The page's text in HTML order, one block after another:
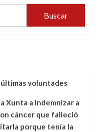
voluntades
Xunta a indemnizar a
cáncer que falleció
porque tenía la